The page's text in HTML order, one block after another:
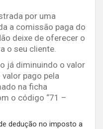
por uma
a comissão paga do
deixe de oferecer o
o seu cliente.
já diminuindo o valor
pago pela
na ficha
o código “71 –
dedução no imposto a